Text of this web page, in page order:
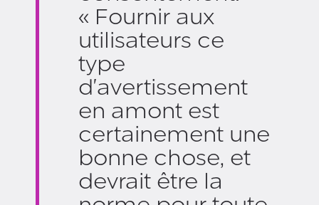
« Fournir aux
utilisateurs ce
type
d'avertissement
en amont est
certainement une
bonne chose, et
devrait être la